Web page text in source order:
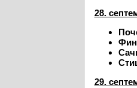
28.
29.